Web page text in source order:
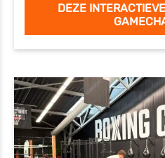
DEZE